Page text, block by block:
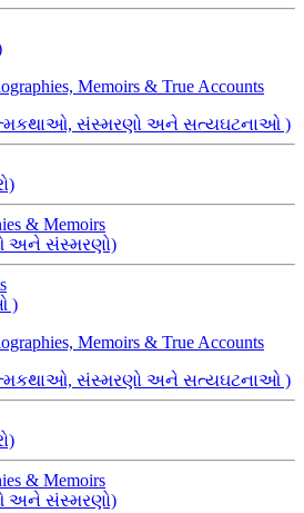
Memoirs & True Accounts
સંસ્મરણો અને સત્યઘટનાઓ )
& Memoirs
સંસ્મરણો)
)
Memoirs & True Accounts
સંસ્મરણો અને સત્યઘટનાઓ )
& Memoirs
સંસ્મરણો)